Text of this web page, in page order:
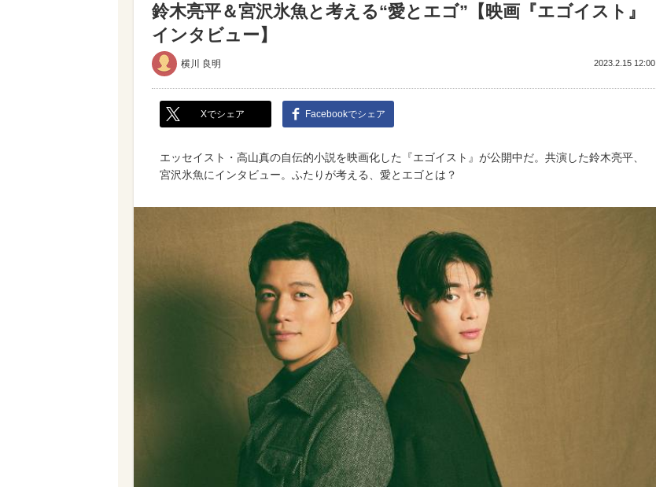
鈴木亮平＆宮沢氷魚と考える“愛とエゴ”【映画『エゴイスト』
インタビュー】
横川 良明 2023.2.15 12:00
Xでシェア Facebookでシェア
エッセイスト・高山真の自伝的小説を映画化した『エゴイスト』が公開中だ。共演した鈴木亮平、
宮沢氷魚にインタビュー。ふたりが考える、愛とエゴとは？